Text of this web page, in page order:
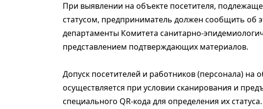
При выявлении на объекте посетителя,
статусом, предприниматель должен сообщить об
департаменты Комитета санитарно-
представлением подтверждающих материалов.
Допуск посетителей и работников (персонала) на
осуществляется при условии сканирования и
специального QR-кода для определения их